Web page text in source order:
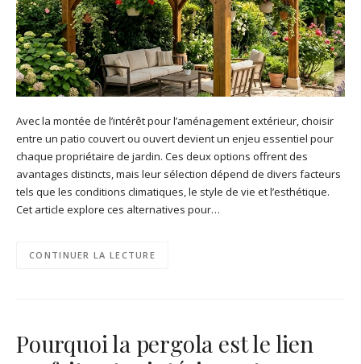
Avec la montée de l’intérêt pour l’aménagement extérieur, choisir
entre un patio couvert ou ouvert devient un enjeu essentiel pour
chaque propriétaire de jardin. Ces deux options offrent des
avantages distincts, mais leur sélection dépend de divers facteurs
tels que les conditions climatiques, le style de vie et l’esthétique.
Cet article explore ces alternatives pour…
CONTINUER LA LECTURE
Pourquoi la pergola est le lien